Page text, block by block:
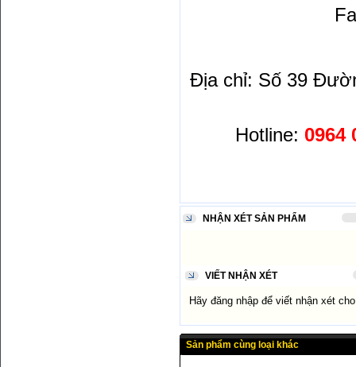
Địa chỉ: Số 39
Hotline: 0964
NHẬN XÉT SẢN PHẨM
VIẾT NHẬN XÉT
Hãy đăng nhập để viết nhận xét
Sản phẩm cùng loại khác